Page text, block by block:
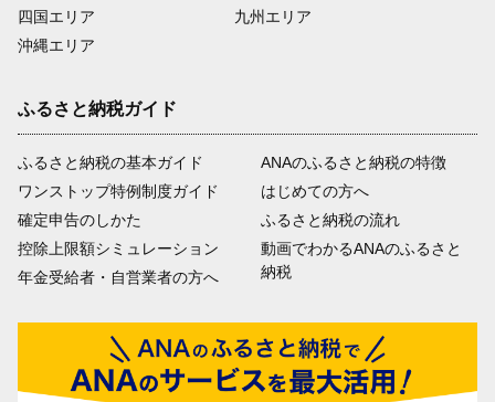
四国エリア
沖縄エリア
九州エリア
ふるさと納税ガイド
ふるさと納税の基本ガイド
ワンストップ特例制度ガイド
確定申告のしかた
控除上限額シミュレーション
年金受給者・自営業者の方へ
ANAのふるさと納税の特徴
はじめての方へ
ふるさと納税の流れ
動画でわかるANAのふるさと
納税